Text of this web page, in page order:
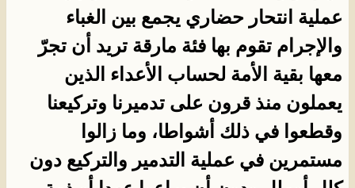
عملية انتحار حضاري يجمع بين الغباء
والإجرام تقوم بها فئة مارقة تريد أن تجرّ
معها بقية الأمة لحساب الأعداء الذين
يعملون منذ قرون على تدميرنا وتركيعنا
وقطعوا في ذلك أشواطا، وما زالوا
مستمرين في عملية التدمير والتركيع دون